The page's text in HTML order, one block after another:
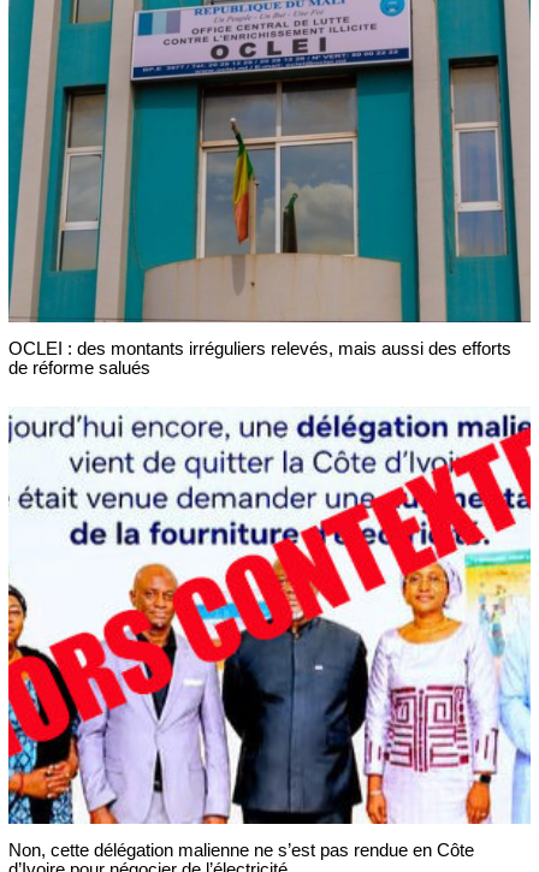
OCLEI : des montants irréguliers relevés, mais aussi des efforts
de réforme salués
Non, cette délégation malienne ne s’est pas rendue en Côte